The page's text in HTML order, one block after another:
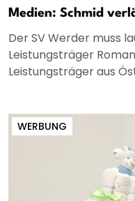
Medien: Schmid
Der SV Werder muss
Leistungsträger
Leistungsträger aus
WERBUNG